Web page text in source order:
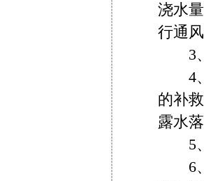
浇水
行通
3、
4、
的补
露水
5、
6、